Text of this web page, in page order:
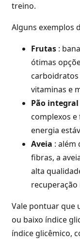
treino.
Alguns exemplos
Frutas :
ótimas
carboidratos
vitaminas e
Pão integral
complexos
energia
Aveia : além
fibras, a
alta
recuperação
Vale pontuar que
ou baixo índice
índice glicêmico,